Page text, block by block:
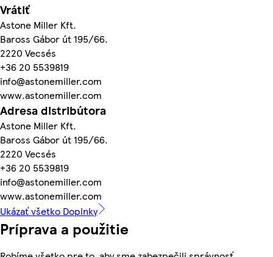
Vrátiť
Astone Miller Kft.
Baross Gábor út 195/66.
2220 Vecsés
+36 20 5539819
info@astonemiller.com
www.astonemiller.com
Adresa distribútora
Astone Miller Kft.
Baross Gábor út 195/66.
2220 Vecsés
+36 20 5539819
info@astonemiller.com
www.astonemiller.com
Ukázať všetko Doplnky
Príprava a použitie